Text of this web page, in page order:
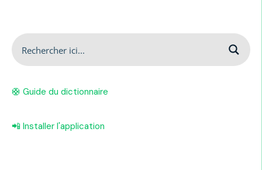
🛟 Guide du dictionnaire
📲 Installer l'application